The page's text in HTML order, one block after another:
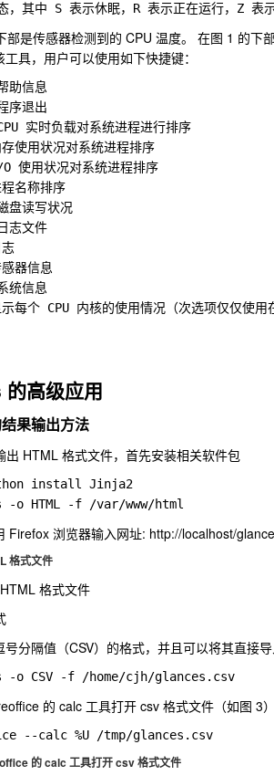
，其中 S 表示休眠，R 表示正在运行，Z 表示
部是传感器检测到的 CPU 温度。 在图 1 的
具，用户可以使用如下快捷键：
助信息
序退出
实时负载对系统进程进行排序
使用状况对系统进程排序
使用状况对系统进程排序
名称排序
盘读写状况
志文件
器信息
统信息
每个 CPU 内核的使用情况（次选项仅仅使用
高级应用
果输出方法
出 HTML 格式文件，首先安装相关软件包
install Jinja2
-o HTML -f /var/www/html
Firefox 浏览器输入网址: http://localhost/
格式文件
分隔值（CSV）的格式，并且可以将其直接导
-o CSV -f /home/cjh/glances.csv
的 calc 工具打开 csv 格式文件（如图 3）
--calc %U /tmp/glances.csv
的 calc 工具打开 csv 格式文件